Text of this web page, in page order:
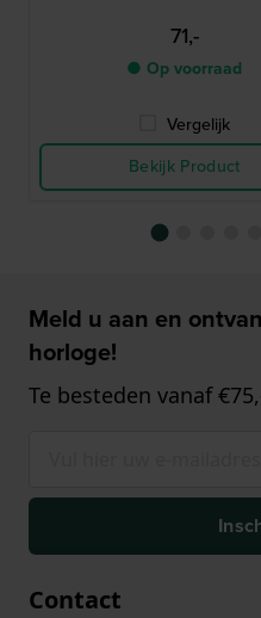
71,-
● Op voorraad
Vergelijk
Bekijk Product
Meld u aan en
horloge!
Te besteden vanaf
Contact